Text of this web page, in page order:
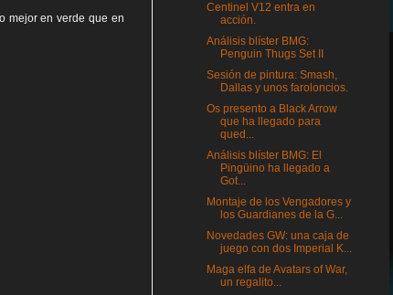
mejor en verde que en
Centinel V12 entra en
acción.
Análisis blíster BMG:
Penguin Thugs Set II
Sesión de pintura: Smash,
Dallas y unos faroloncios.
Os presento a Black Arrow
que ha llegado para
qued...
Análisis blíster BMG: El
Pingüino ha llegado a
Got...
Montaje de los Vengadores y
los Guardianes de la G...
Novedades GW: una caja de
juego con dos Imperial K...
Maga elfa de Avatars of War,
un regalito...